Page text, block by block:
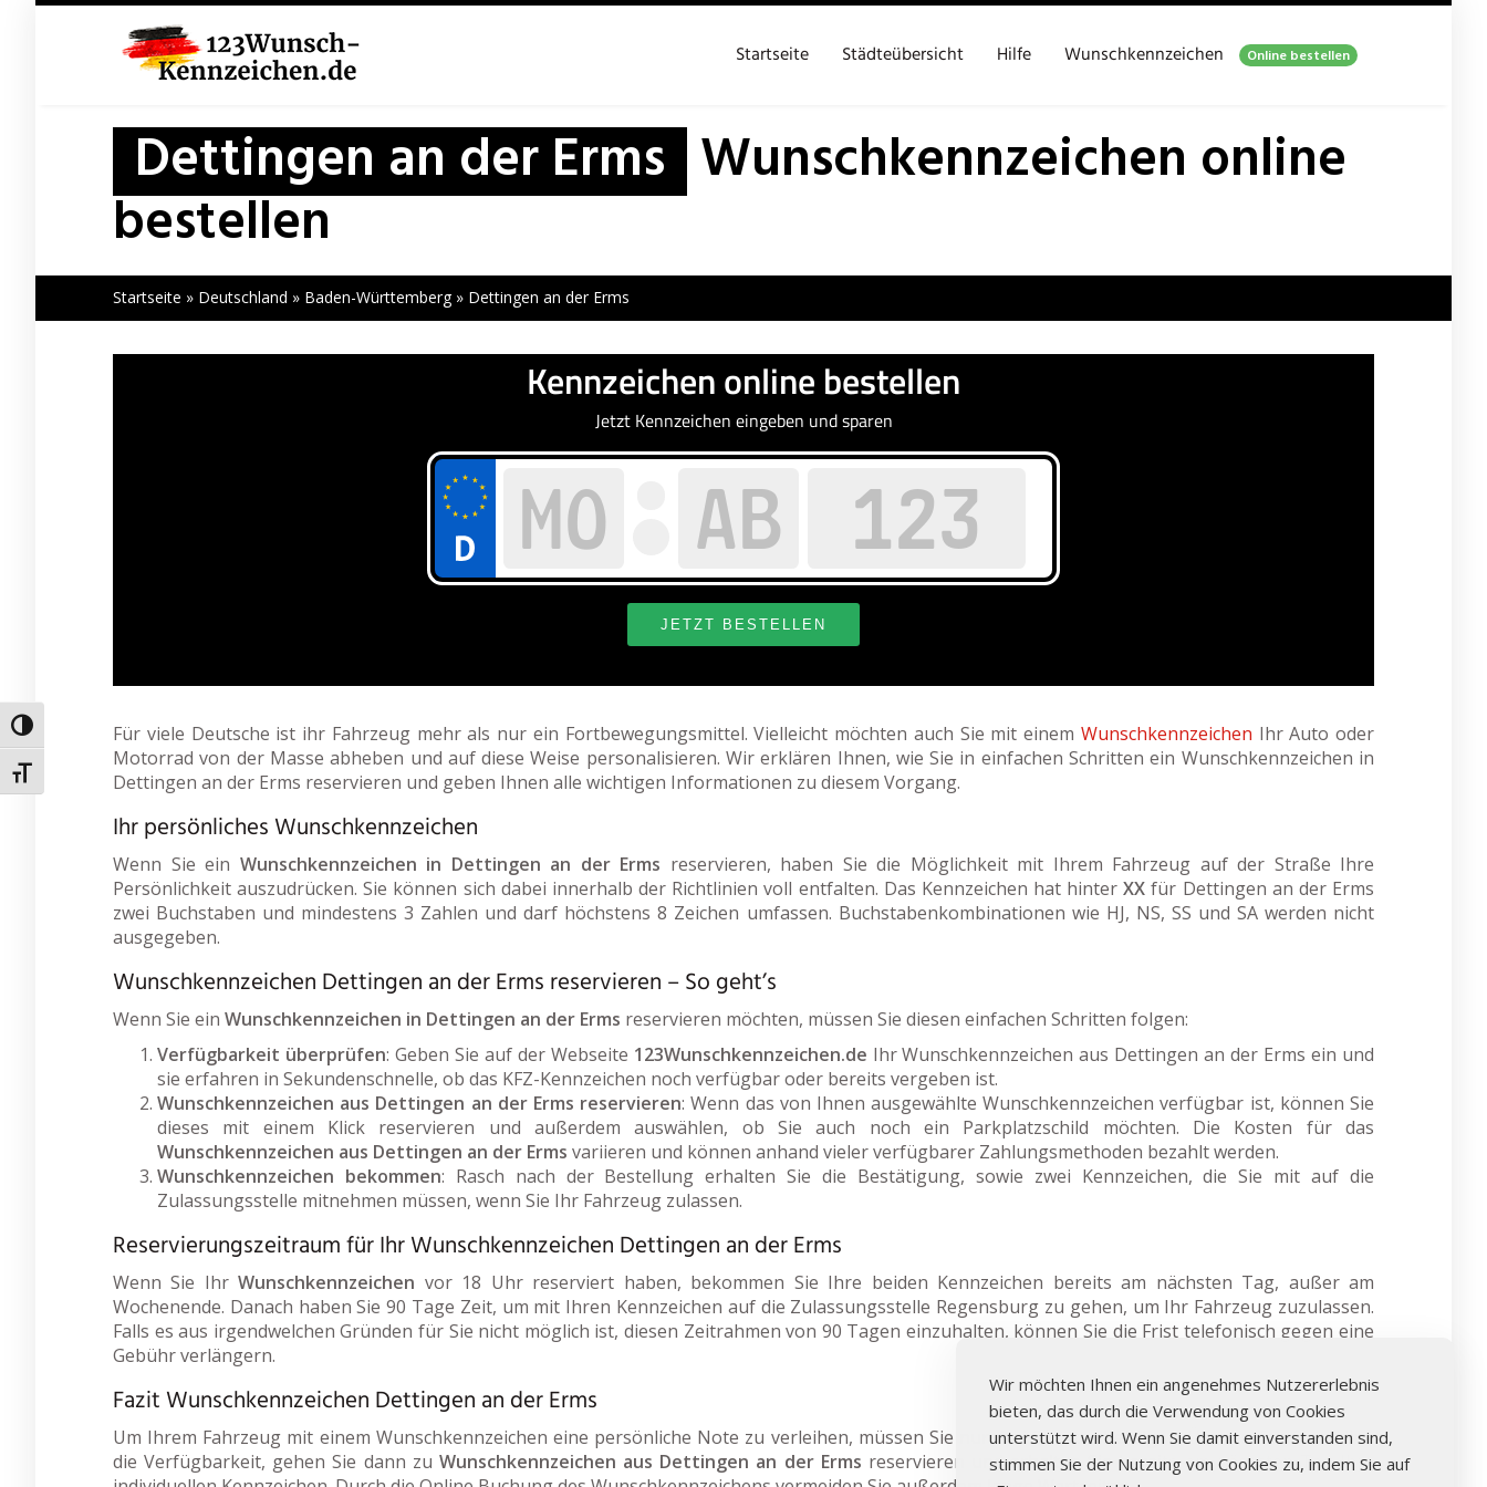
Umschalten auf hohe Kontraste
Schrift vergrößern
Startseite Städteübersicht Hilfe Wunschkennzeichen Online bestellen
Dettingen an der Erms Wunschkennzeichen online
bestellen
Startseite » Deutschland » Baden-Württemberg» Dettingen an der Erms
Für viele Deutsche ist ihr Fahrzeug mehr als nur ein Fortbewegungsmittel. Vielleicht möchten auch Sie mit einem Wunschkennzeichen Ihr Auto oder
Motorrad von der Masse abheben und auf diese Weise personalisieren. Wir erklären Ihnen, wie Sie in einfachen Schritten ein Wunschkennzeichen in
Dettingen an der Erms reservieren und geben Ihnen alle wichtigen Informationen zu diesem Vorgang.
Ihr persönliches Wunschkennzeichen
Wenn Sie ein Wunschkennzeichen in Dettingen an der Erms reservieren, haben Sie die Möglichkeit mit Ihrem Fahrzeug auf der Straße Ihre
Persönlichkeit auszudrücken. Sie können sich dabei innerhalb der Richtlinien voll entfalten. Das Kennzeichen hat hinterXX für Dettingen an der Erms
zwei Buchstaben und mindestens 3 Zahlen und darf höchstens 8 Zeichen umfassen. Buchstabenkombinationen wie HJ, NS, SS und SA werden nicht
ausgegeben.
Wunschkennzeichen Dettingen an der Erms reservieren – So geht’s
Wenn Sie ein Wunschkennzeichen in Dettingen an der Erms reservieren möchten, müssen Sie diesen einfachen Schritten folgen:
Verfügbarkeit überprüfen: Geben Sie auf der Webseite 123Wunschkennzeichen.de Ihr Wunschkennzeichen aus Dettingen an der Erms ein und
sie erfahren in Sekundenschnelle, ob das KFZ-Kennzeichen noch verfügbar oder bereits vergeben ist.
Wunschkennzeichen aus Dettingen an der Erms reservieren: Wenn das von Ihnen ausgewählte Wunschkennzeichen verfügbar ist, können Sie
dieses mit einem Klick reservieren und außerdem auswählen, ob Sie auch noch ein Parkplatzschild möchten. Die Kosten für das
Wunschkennzeichen aus Dettingen an der Erms variieren und können anhand vieler verfügbarer Zahlungsmethoden bezahlt werden.
Wunschkennzeichen bekommen: Rasch nach der Bestellung erhalten Sie die Bestätigung, sowie zwei Kennzeichen, die Sie mit auf die
Zulassungsstelle mitnehmen müssen, wenn Sie Ihr Fahrzeug zulassen.
Reservierungszeitraum für Ihr Wunschkennzeichen Dettingen an der Erms
Wenn Sie IhrWunschkennzeichen vor 18 Uhr reserviert haben, bekommen Sie Ihre beiden Kennzeichen bereits am nächsten Tag, außer am
Wochenende. Danach haben Sie 90 Tage Zeit, um mit Ihren Kennzeichen auf die Zulassungsstelle Regensburg zu gehen, um Ihr Fahrzeug zuzulassen.
Falls es aus irgendwelchen Gründen für Sie nicht möglich ist, diesen Zeitrahmen von 90 Tagen einzuhalten, können Sie die Frist telefonisch gegen eine
Gebühr verlängern.
Fazit Wunschkennzeichen Dettingen an der Erms
Um Ihrem Fahrzeug mit einem Wunschkennzeichen eine persönliche Note zu verleihen, müssen Sie nur drei Schritte befolgen: Überprüfen Sie online
die Verfügbarkeit, gehen Sie dann zu Wunschkennzeichen aus Dettingen an der Erms reservieren und erhalten Sie bereits am nächsten Tag Ihre
Wir möchten Ihnen ein angenehmes Nutzererlebnis
bieten, das durch die Verwendung von Cookies
unterstützt wird. Wenn Sie damit einverstanden sind,
stimmen Sie der Nutzung von Cookies zu, indem Sie auf